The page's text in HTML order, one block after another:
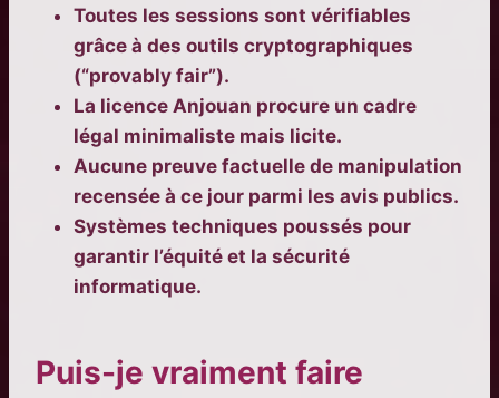
Toutes les sessions sont vérifiables
grâce à des outils cryptographiques
(“provably fair”).
La licence Anjouan procure un cadre
légal minimaliste mais licite.
Aucune preuve factuelle de manipulation
recensée à ce jour parmi les avis publics.
Systèmes techniques poussés pour
garantir l’équité et la sécurité
informatique.
Puis-je vraiment faire